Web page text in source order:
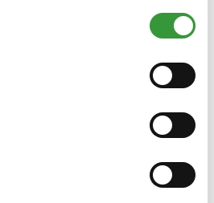
das Programm unter
Stadt